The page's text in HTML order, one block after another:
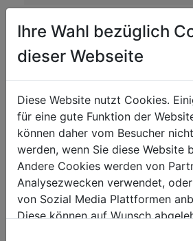
packaging
packaging height in mm
packaging width in mm
packaging length in mm
general data
EAN code
PU in pieces
Ihre Wahl bezüglich
dieser Webseite
Diese Website nutzt Cookies.
für eine gute Funktion der
können daher vom Besucher
werden, wenn Sie diese Website
Andere Cookies werden von
Analysezwecken verwendet,
von Sozial Media Plattformen
Diese können auf Wunsch